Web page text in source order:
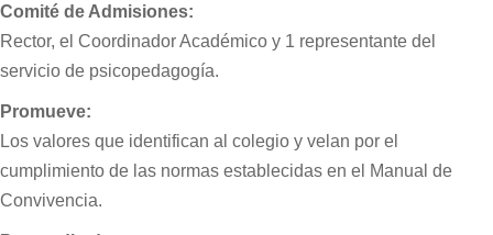
Comité de Admisiones:
Rector, el Coordinador Académico y 1 representante del
servicio de psicopedagogía.
Promueve:
Los valores que identifican al colegio y velan por el
cumplimiento de las normas establecidas en el Manual de
Convivencia.